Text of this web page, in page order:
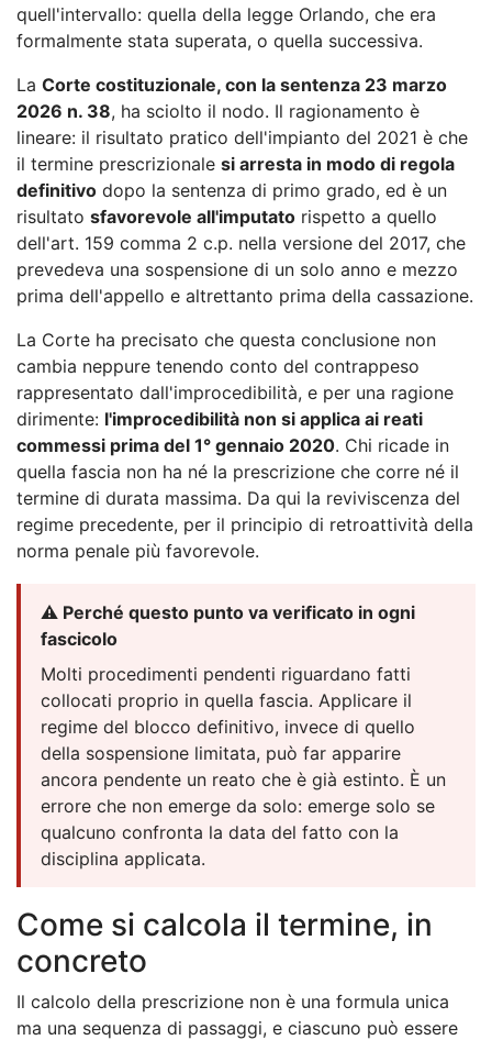
quell'intervallo: quella della legge Orlando, che era
formalmente stata superata, o quella successiva.
La Corte costituzionale, con la sentenza 23 marzo
2026 n. 38, ha sciolto il nodo. Il ragionamento è
lineare: il risultato pratico dell'impianto del 2021 è che
il termine prescrizionale si arresta in modo di regola
definitivo dopo la sentenza di primo grado, ed è un
risultato sfavorevole all'imputato rispetto a quello
dell'art. 159 comma 2 c.p. nella versione del 2017, che
prevedeva una sospensione di un solo anno e mezzo
prima dell'appello e altrettanto prima della cassazione.
La Corte ha precisato che questa conclusione non
cambia neppure tenendo conto del contrappeso
rappresentato dall'improcedibilità, e per una ragione
dirimente: l'improcedibilità non si applica ai reati
commessi prima del 1° gennaio 2020. Chi ricade in
quella fascia non ha né la prescrizione che corre né il
termine di durata massima. Da qui la reviviscenza del
regime precedente, per il principio di retroattività della
norma penale più favorevole.
⚠️ Perché questo punto va verificato in ogni
fascicolo
Molti procedimenti pendenti riguardano fatti
collocati proprio in quella fascia. Applicare il
regime del blocco definitivo, invece di quello
della sospensione limitata, può far apparire
ancora pendente un reato che è già estinto. È un
errore che non emerge da solo: emerge solo se
qualcuno confronta la data del fatto con la
disciplina applicata.
Come si calcola il termine, in
concreto
Il calcolo della prescrizione non è una formula unica
ma una sequenza di passaggi, e ciascuno può essere